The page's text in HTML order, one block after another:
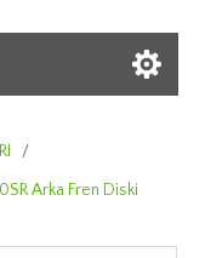
/
Arka Fren Diski